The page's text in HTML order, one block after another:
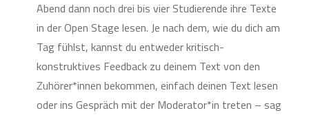
Abend dann noch drei bis vier Studierende ihre Texte
in der Open Stage lesen. Je nach dem, wie du dich am
Tag fühlst, kannst du entweder kritisch-
konstruktives Feedback zu deinem Text von den
Zuhörer*innen bekommen, einfach deinen Text lesen
oder ins Gespräch mit der Moderator*in treten – sag